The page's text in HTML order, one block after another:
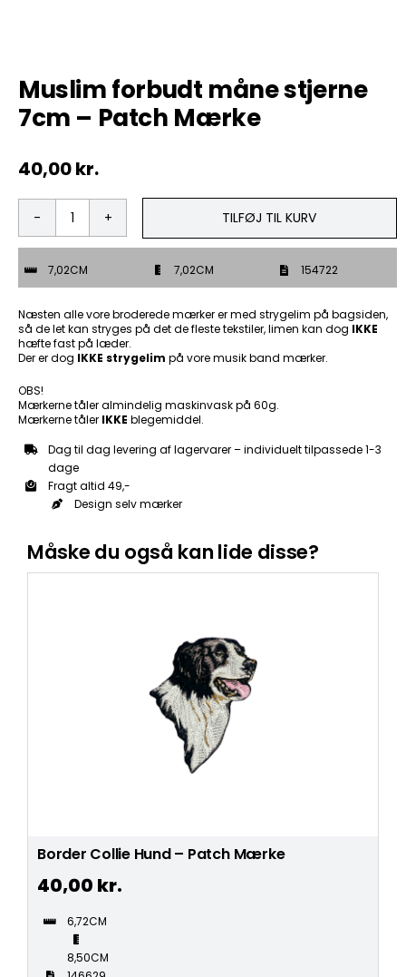
ØL & Spiritus
Muslim forbudt måne stjerne
7cm – Patch Mærke
40,00kr.
Muslim
forbudt
stjerne
7cm
-
Patch
Mærke
antal
TILFØJ TIL KURV
7,02CM 7,02CM 154722
Næsten alle vore broderede mærker er med strygelim på bagsiden,
så de let kan stryges på det de fleste tekstiler, limen kan dog IKKE
hæfte fast på læder.
Der er dog IKKE strygelim på vore musik band mærker.
OBS!
Mærkerne tåler almindelig maskinvask på 60g.
Mærkerne tåler IKKE blegemiddel.
Dag til dag levering af lagervarer – individuelt tilpassede 1-3
dage
Fragt altid 49,-
Design selv mærker
Måske du også kan lide disse?
Border Collie Hund – Patch Mærke
40,00 kr.
6,72CM
8,50CM